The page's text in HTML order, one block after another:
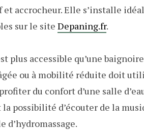
accrocheur. Elle s’installe
sur le site Depaning.fr.
plus accessible qu’une
ou à mobilité réduite doit
du confort d’une salle
possibilité d’écouter de la
d’hydromassage.